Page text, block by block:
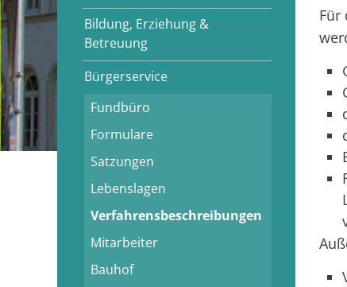
Bildung, Erziehung &
Betreuung
Bürgerservice
Fundbüro
Formulare
Satzungen
Lebenslagen
Verfahrensbeschreibungen
Mitarbeiter
Bauhof
Für